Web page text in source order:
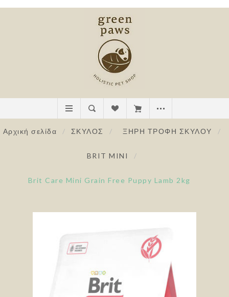
Αρχική σελίδα / ΣΚΥΛΟΣ / ΞΗΡΗ ΤΡΟΦΗ ΣΚΥΛΟΥ /
BRIT MINI /
Brit Care Mini Grain Free Puppy Lamb 2kg